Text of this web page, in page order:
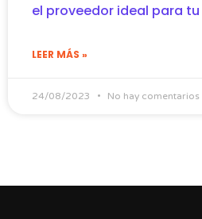
el proveedor ideal para
LEER MÁS »
24/08/2023 No hay comentarios